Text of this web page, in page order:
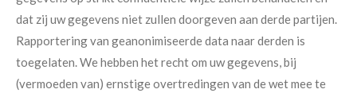
dat zij uw gegevens niet zullen doorgeven aan derde partijen.
Rapportering van geanonimiseerde data naar derden is
toegelaten. We hebben het recht om uw gegevens, bij
(vermoeden van) ernstige overtredingen van de wet mee te